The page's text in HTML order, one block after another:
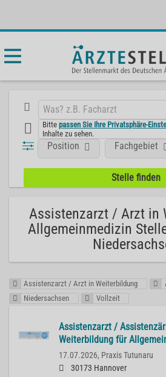
Bittepassen Sie Ihre Privatsphäre-
Inhalte zu sehen.
Position Fachgebiet
Assistenzarzt / Arzt in
Allgemeinmedizin
Assistenzarzt / Arzt in Weiterbildung
Niedersachsen
Vollzeit
Assistenzarzt /
Weiterbildung für
17.07.2026, Praxis Tutunaru
30173 Hannover